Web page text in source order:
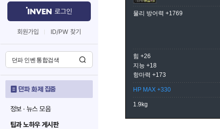
로그인
회원가입 ID/PW 찾기
던파 화제 집중
정보 · 뉴스 모음
팁과 노하우 게시판
물리 방어력 +1769
힘 +26
지능 +18
항마력 +173
HP MAX +330
1.9kg